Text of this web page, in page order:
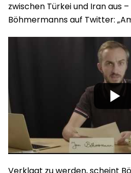
zwischen Türkei und Iran aus
Böhmermanns auf Twitter:
Verklagt zu werden, scheint